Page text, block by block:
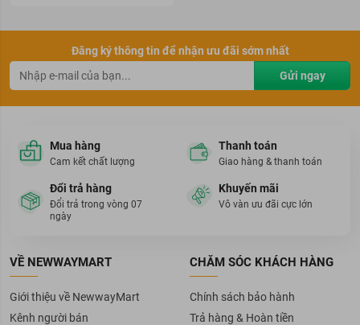
Đăng ký thông tin để nhận ưu đãi sớm nhất
Gửi ngay
Mua hàng
Cam kết chất lượng
Thanh toán
Giao hàng & thanh toán
Đổi trả hàng
Đổi trả trong vòng 07
ngày
Khuyến mãi
Vô vàn ưu đãi cực lớn
VỀ NEWWAYMART
Giới thiệu về NewwayMart
Kênh người bán
CHĂM SÓC KHÁCH HÀNG
Chính sách bảo hành
Trả hàng & Hoàn tiền